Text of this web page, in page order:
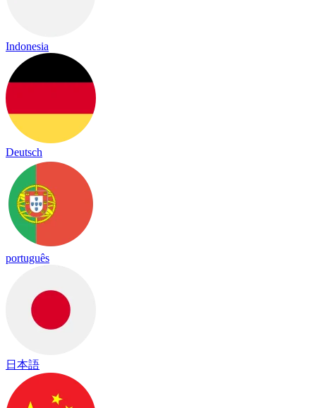
Indonesia
Deutsch
português
日本語